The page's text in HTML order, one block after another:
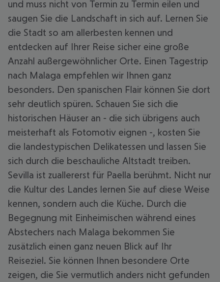
und muss nicht von Termin zu Termin eilen und
saugen Sie die Landschaft in sich auf. Lernen Sie
die Stadt so am allerbesten kennen und
entdecken auf Ihrer Reise sicher eine große
Anzahl außergewöhnlicher Orte. Einen Tagestrip
nach Malaga empfehlen wir Ihnen ganz
besonders. Den spanischen Flair können Sie dort
sehr deutlich spüren. Schauen Sie sich die
historischen Häuser an - die sich übrigens auch
meisterhaft als Fotomotiv eignen -, kosten Sie
die landestypischen Delikatessen und lassen Sie
sich durch die beschauliche Altstadt treiben.
Sevilla ist zuallererst für Paella berühmt. Nicht nur
die Kultur des Landes lernen Sie auf diese Weise
kennen, sondern auch die Küche. Durch die
Begegnung mit Einheimischen während eines
Abstechers nach Malaga bekommen Sie
zusätzlich einen ganz neuen Blick auf Ihr
Reiseziel. Sie können Ihnen besondere Orte
zeigen, die Sie vermutlich anders nicht gefunden